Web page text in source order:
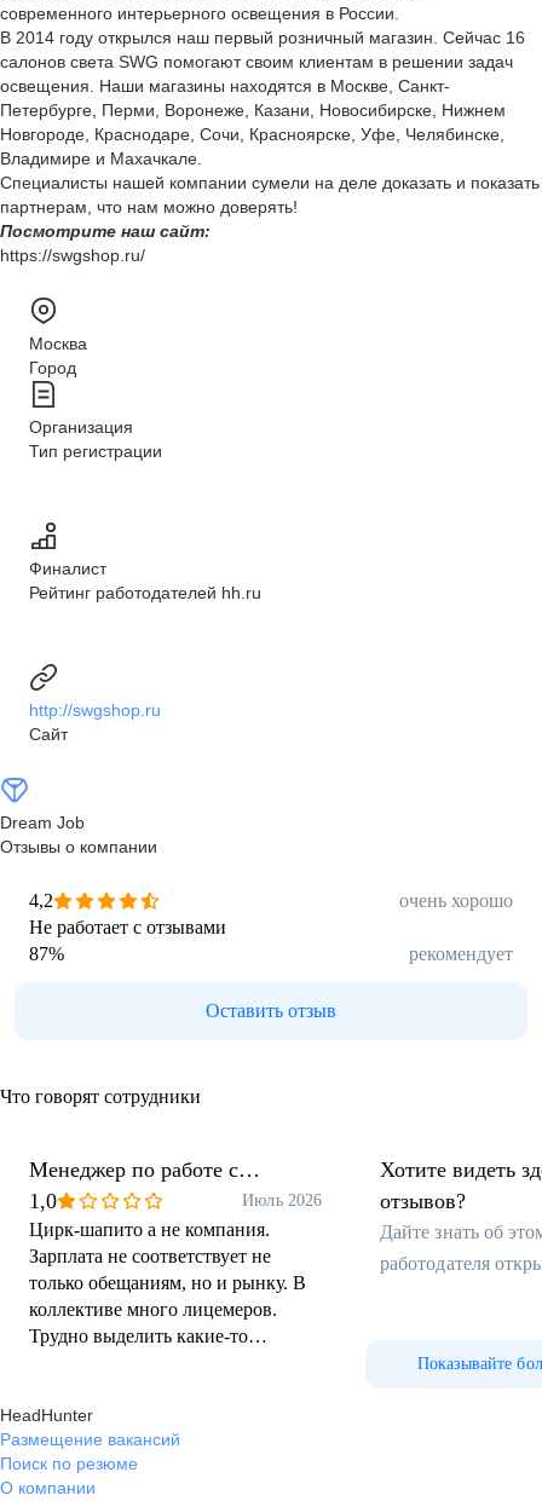
современного интерьерного освещения в России.
В 2014 году открылся наш первый розничный магазин. Сейчас 16
салонов света SWG помогают своим клиентам в решении задач
освещения. Наши магазины находятся в Москве, Санкт-
Петербурге, Перми, Воронеже, Казани, Новосибирске, Нижнем
Новгороде, Краснодаре, Сочи, Красноярске, Уфе, Челябинске,
Владимире и Махачкале.
Специалисты нашей компании сумели на деле доказать и показать
партнерам, что нам можно доверять!
Посмотрите наш сайт:
https://swgshop.ru/
Москва
Город
Организация
Тип регистрации
Финалист
Рейтинг работодателей hh.ru
http://swgshop.ru
Сайт
Dream Job
Отзывы о компании
4,2
очень хорошо
Не работает с отзывами
87% рекомендует
Оставить отзыв
Что говорят сотрудники
Менеджер по работе с
клиентами
1,0 Июль 2026
Цирк-шапито а не компания.
Зарплата не соответствует не
только обещаниям, но и рынку. В
коллективе много лицемеров.
Трудно выделить какие-то
расположение для меня.
Хотите видеть
отзывов?
Дайте знать об
работодателя
Показывайте
HeadHunter
Размещение вакансий
Поиск по резюме
О компании